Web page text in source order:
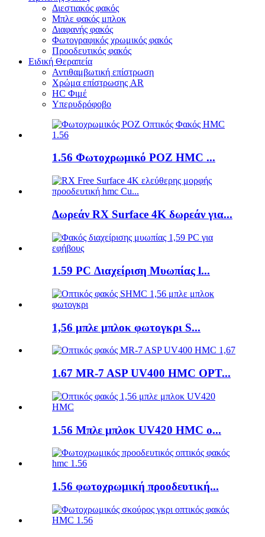
Διεστιακός φακός
Μπλε φακός μπλοκ
Διαφανής φακός
Φωτογραφικός χρωμικός φακός
Προοδευτικός φακός
Ειδική Θεραπεία
Αντιθαμβωτική επίστρωση
Χρώμα επίστρωσης AR
HC Φιμέ
Υπερυδρόφοβο
1.56 Φωτοχρωμικό ΡΟΖ HMC ...
Δωρεάν RX Surface 4K δωρεάν για...
1.59 PC Διαχείριση Μυωπίας l...
1,56 μπλε μπλοκ φωτογκρι S...
1.67 MR-7 ASP UV400 HMC OPT...
1.56 Μπλε μπλοκ UV420 HMC o...
1.56 φωτοχρωμική προοδευτική...